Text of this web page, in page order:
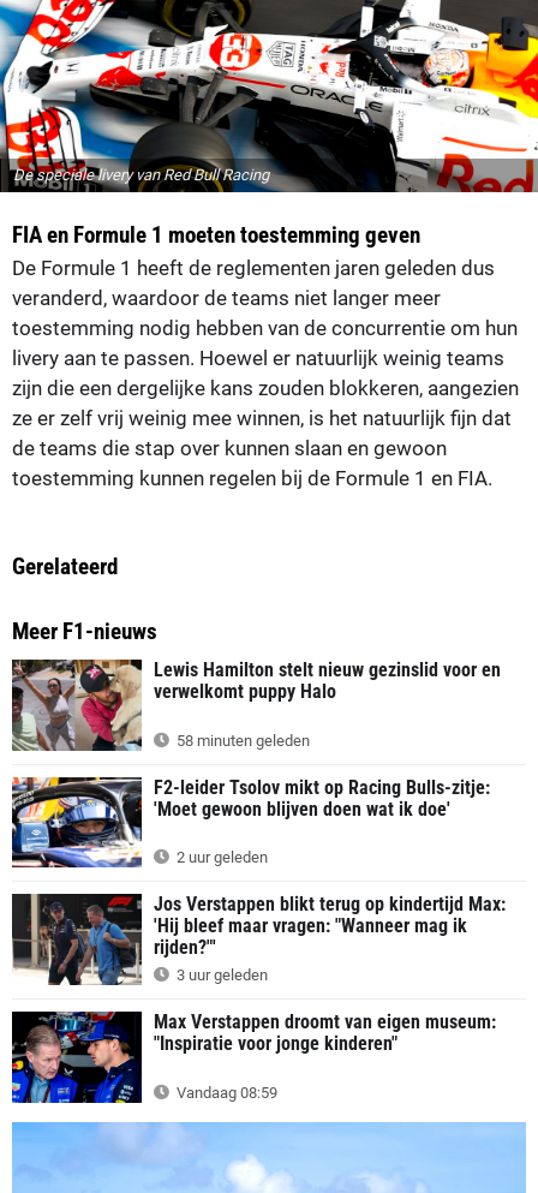
De speciale livery van Red Bull Racing
FIA en Formule 1 moeten toestemming geven
De Formule 1 heeft de reglementen jaren geleden dus
veranderd, waardoor de teams niet langer meer
toestemming nodig hebben van de concurrentie om hun
livery aan te passen. Hoewel er natuurlijk weinig teams
zijn die een dergelijke kans zouden blokkeren, aangezien
ze er zelf vrij weinig mee winnen, is het natuurlijk fijn dat
de teams die stap over kunnen slaan en gewoon
toestemming kunnen regelen bij de Formule 1 en FIA.
Gerelateerd
Meer F1-nieuws
Lewis Hamilton stelt nieuw gezinslid voor en
verwelkomt puppy Halo
58 minuten geleden
F2-leider Tsolov mikt op Racing Bulls-zitje:
'Moet gewoon blijven doen wat ik doe'
2 uur geleden
Jos Verstappen blikt terug op kindertijd Max:
'Hij bleef maar vragen: "Wanneer mag ik
rijden?"'
3 uur geleden
Max Verstappen droomt van eigen museum:
"Inspiratie voor jonge kinderen"
Vandaag 08:59